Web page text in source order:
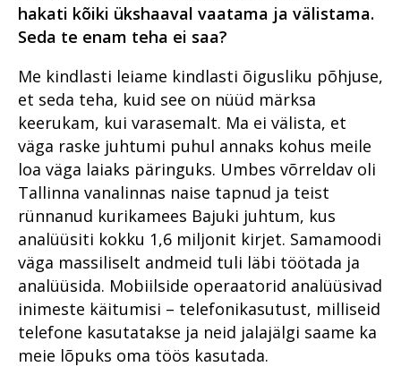
hakati kõiki ükshaaval vaatama ja välistama.
Seda te enam teha ei saa?
Me kindlasti leiame kindlasti õigusliku põhjuse,
et seda teha, kuid see on nüüd märksa
keerukam, kui varasemalt. Ma ei välista, et
väga raske juhtumi puhul annaks kohus meile
loa väga laiaks päringuks. Umbes võrreldav oli
Tallinna vanalinnas naise tapnud ja teist
rünnanud kurikamees Bajuki juhtum, kus
analüüsiti kokku 1,6 miljonit kirjet. Samamoodi
väga massiliselt andmeid tuli läbi töötada ja
analüüsida. Mobiilside operaatorid analüüsivad
inimeste käitumisi – telefonikasutust, milliseid
telefone kasutatakse ja neid jalajälgi saame ka
meie lõpuks oma töös kasutada.